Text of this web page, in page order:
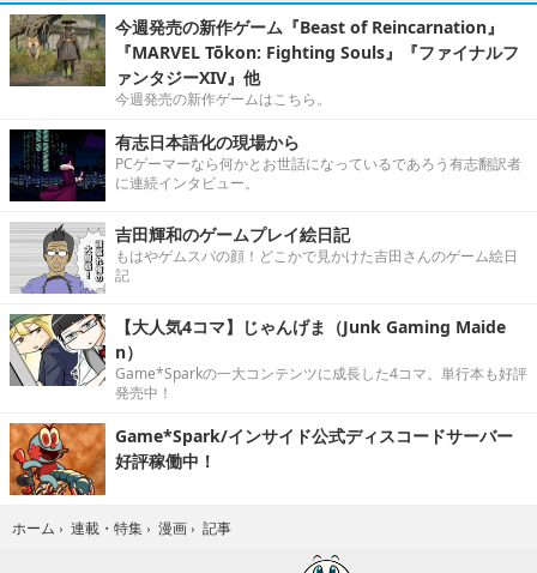
今週発売の新作ゲーム『Beast of Reincarnation』
『MARVEL Tōkon: Fighting Souls』『ファイナルフ
ァンタジーXIV』他
今週発売の新作ゲームはこちら。
有志日本語化の現場から
PCゲーマーなら何かとお世話になっているであろう有志翻訳者
に連続インタビュー。
吉田輝和のゲームプレイ絵日記
もはやゲムスパの顔！どこかで見かけた吉田さんのゲーム絵日
記
【大人気4コマ】じゃんげま（Junk Gaming Maide
n）
Game*Sparkの一大コンテンツに成長した4コマ。単行本も好評
発売中！
Game*Spark/インサイド公式ディスコードサーバー
好評稼働中！
ホーム › 連載・特集 › 漫画 › 記事